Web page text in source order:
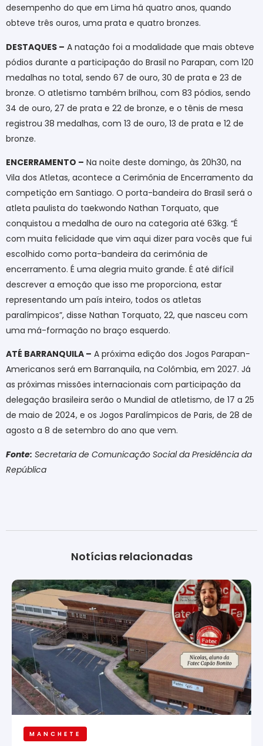
desempenho do que em Lima há quatro anos, quando
obteve três ouros, uma prata e quatro bronzes.
DESTAQUES – A natação foi a modalidade que mais obteve
pódios durante a participação do Brasil no Parapan, com 120
medalhas no total, sendo 67 de ouro, 30 de prata e 23 de
bronze. O atletismo também brilhou, com 83 pódios, sendo
34 de ouro, 27 de prata e 22 de bronze, e o tênis de mesa
registrou 38 medalhas, com 13 de ouro, 13 de prata e 12 de
bronze.
ENCERRAMENTO – Na noite deste domingo, às 20h30, na
Vila dos Atletas, acontece a Cerimônia de Encerramento da
competição em Santiago. O porta-bandeira do Brasil será o
atleta paulista do taekwondo Nathan Torquato, que
conquistou a medalha de ouro na categoria até 63kg. “É
com muita felicidade que vim aqui dizer para vocês que fui
escolhido como porta-bandeira da cerimônia de
encerramento. É uma alegria muito grande. É até difícil
descrever a emoção que isso me proporciona, estar
representando um país inteiro, todos os atletas
paralímpicos”, disse Nathan Torquato, 22, que nasceu com
uma má-formação no braço esquerdo.
ATÉ BARRANQUILA – A próxima edição dos Jogos Parapan-
Americanos será em Barranquila, na Colômbia, em 2027. Já
as próximas missões internacionais com participação da
delegação brasileira serão o Mundial de atletismo, de 17 a 25
de maio de 2024, e os Jogos Paralímpicos de Paris, de 28 de
agosto a 8 de setembro do ano que vem.
Fonte: Secretaria de Comunicação Social da Presidência da
República
Notícias relacionadas
MANCHETE